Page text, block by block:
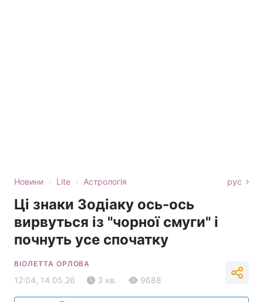
Новини › Lite › Астрологія рус
Ці знаки Зодіаку ось-ось
вирвуться із "чорної смуги" і
почнуть усе спочатку
ВІОЛЕТТА ОРЛОВА
12:04, 14.05.26 3 хв. 9688